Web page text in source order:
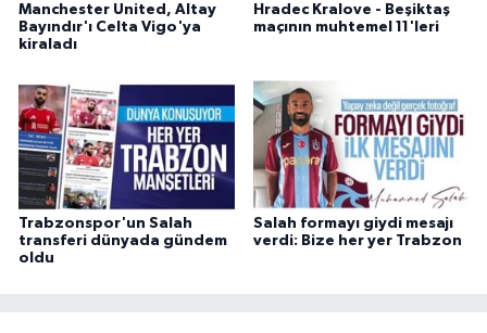
Manchester United, Altay
Bayındır'ı Celta Vigo'ya
kiraladı
Hradec Kralove - Beşiktaş
maçının muhtemel 11'leri
Trabzonspor'un Salah
transferi dünyada gündem
oldu
Salah formayı giydi mesajı
verdi: Bize her yer Trabzon